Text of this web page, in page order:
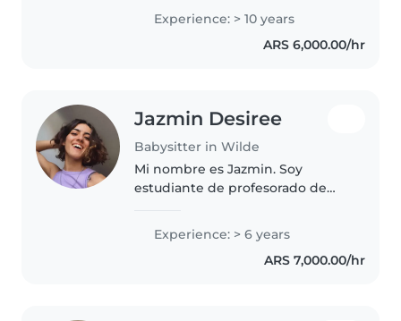
en jardines maternales 10 años.
Tengo la vocación y la
experiencia necesaria, que junto..
Experience: > 10 years
ARS 6,000.00/hr
Jazmin Desiree
Babysitter in Wilde
Mi nombre es Jazmin. Soy
estudiante de profesorado de
acompañar y fomentar el
crecimiento y desarrollo de los
niños mediante actividades
Experience: > 6 years
ARS 7,000.00/hr